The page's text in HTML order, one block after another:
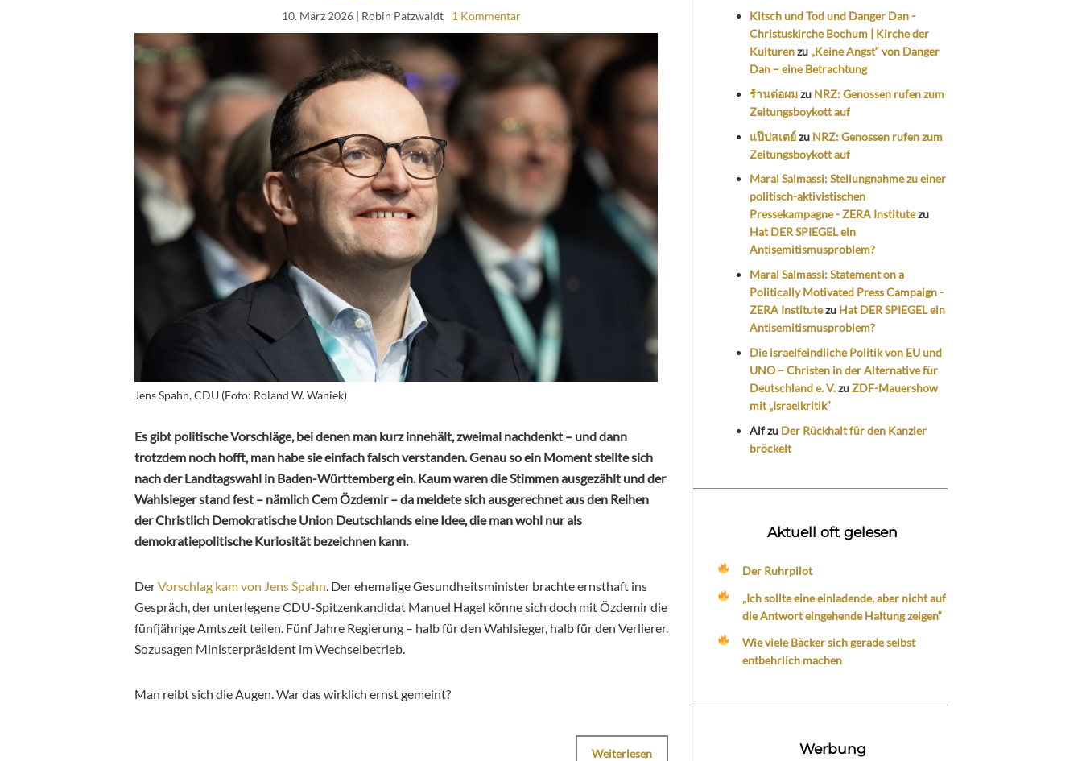
10. März 2026 | Robin Patzwaldt 1 Kommentar
Jens Spahn, CDU (Foto: Roland W. Waniek)
Es gibt politische Vorschläge, bei denen man kurz innehält, zweimal nachdenkt – und dann
trotzdem noch hofft, man habe sie einfach falsch verstanden. Genau so ein Moment stellte sich
nach der Landtagswahl in Baden-Württemberg ein. Kaum waren die Stimmen ausgezählt und der
Wahlsieger stand fest – nämlich Cem Özdemir – da meldete sich ausgerechnet aus den Reihen
der Christlich Demokratische Union Deutschlands eine Idee, die man wohl nur als
demokratiepolitische Kuriosität bezeichnen kann.
DerVorschlag kam von Jens Spahn . Der ehemalige Gesundheitsminister brachte ernsthaft ins
Gespräch, der unterlegene CDU-Spitzenkandidat Manuel Hagel könne sich doch mit Özdemir die
fünfjährige Amtszeit teilen. Fünf Jahre Regierung – halb für den Wahlsieger, halb für den Verlierer.
Sozusagen Ministerpräsident im Wechselbetrieb.
Man reibt sich die Augen. War das wirklich ernst gemeint?
Weiterlesen
Kitsch und Tod und Danger Dan -
Christuskirche Bochum | Kirche der
Kulturenzu „Keine Angst“ von Danger
Dan – eine Betrachtung
ร้านต่อผมzu NRZ: Genossen rufen zum
Zeitungsboykott auf
แป๊ปสเตย์zu NRZ: Genossen rufen zum
Zeitungsboykott auf
Maral Salmassi: Stellungnahme zu einer
politisch-aktivistischen
Pressekampagne - ZERA Institutezu
Hat DER SPIEGEL ein
Antisemitismusproblem?
Maral Salmassi: Statement on a
Politically Motivated Press Campaign -
ZERA Institutezu Hat DER SPIEGEL ein
Antisemitismusproblem?
Die israelfeindliche Politik von EU und
UNO – Christen in der Alternative für
Deutschland e. V.zuZDF-Mauershow
mit „Israelkritik“
Alfzu Der Rückhalt für den Kanzler
bröckelt
Aktuell oft gelesen
Der Ruhrpilot
„Ich sollte eine einladende, aber nicht auf
die Antwort eingehende Haltung zeigen“
Wie viele Bäcker sich gerade selbst
entbehrlich machen
Werbung